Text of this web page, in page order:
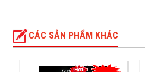
CÁC SẢN PHẨM KHÁC